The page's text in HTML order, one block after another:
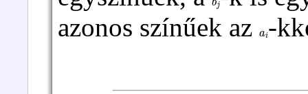
azonos színűek az -